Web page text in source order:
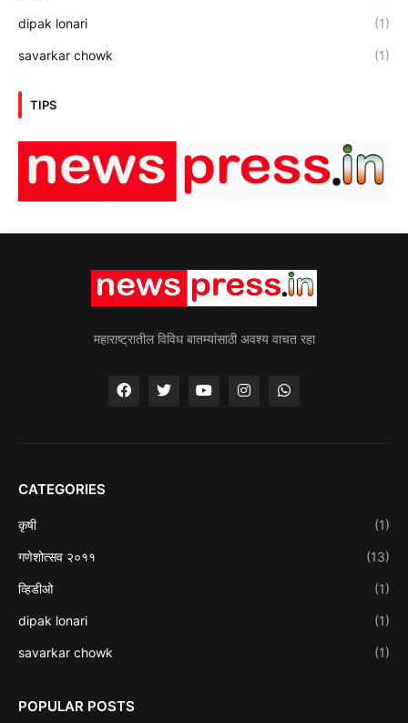
dipak lonari (1)
savarkar chowk (1)
TIPS
महाराष्ट्रातील विविध बातम्यांसाठी अवश्य वाचत रहा
CATEGORIES
कृषी (1)
गणेशोत्सव २०११ (13)
व्हिडीओ (1)
dipak lonari (1)
savarkar chowk (1)
POPULAR POSTS